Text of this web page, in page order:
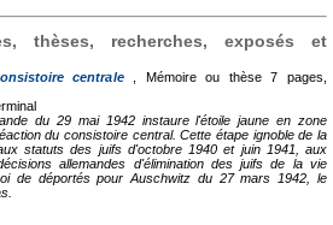
thèses, recherches, exposés et
centrale, Mémoire ou thèse
7 pages,
du 29 mai 1942 instaure l'étoile jaune en zone
du consistoire central. Cette étape ignoble de la
statuts des juifs d'octobre 1940 et juin 1941, aux
allemandes d'élimination des juifs de la vie
de déportés pour Auschwitz du 27 mars 1942, le